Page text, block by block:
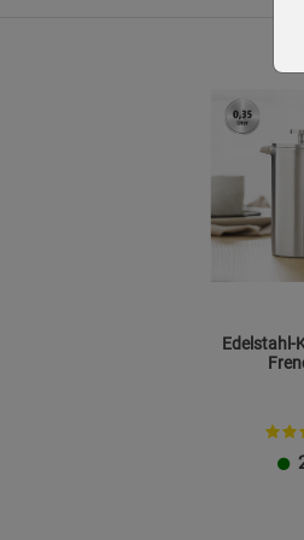
Sie das Produkt umweltgerecht.
Edelstahl-